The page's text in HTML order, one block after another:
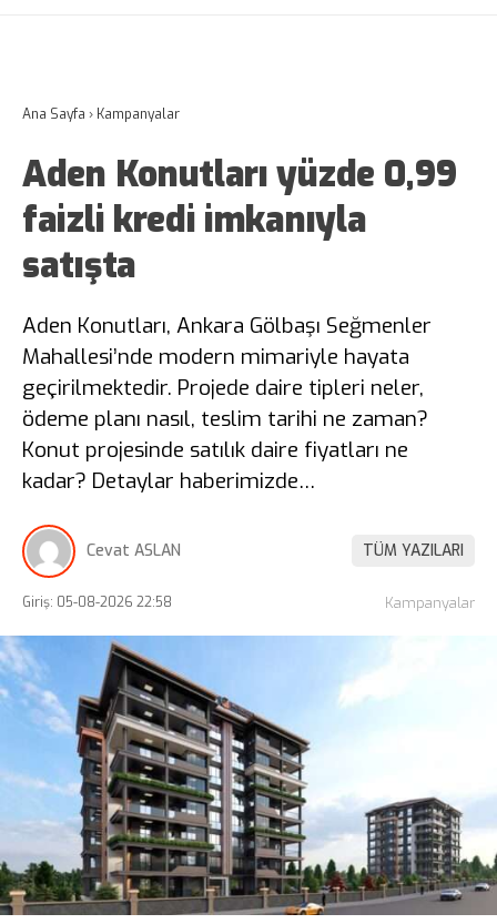
Ana Sayfa › Kampanyalar
Aden Konutları yüzde 0,99
faizli kredi imkanıyla
satışta
Aden Konutları, Ankara Gölbaşı Seğmenler
Mahallesi’nde modern mimariyle hayata
geçirilmektedir. Projede daire tipleri neler,
ödeme planı nasıl, teslim tarihi ne zaman?
Konut projesinde satılık daire fiyatları ne
kadar? Detaylar haberimizde…
Cevat ASLAN TÜM YAZILARI
Giriş: 05-08-2026 22:58 Kampanyalar